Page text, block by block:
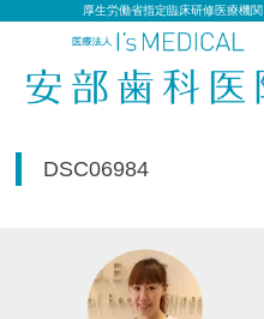
厚生労働省指定臨床研修医療機
DSC06984